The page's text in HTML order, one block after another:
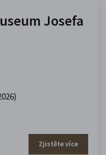
Josefa
Zjistěte více